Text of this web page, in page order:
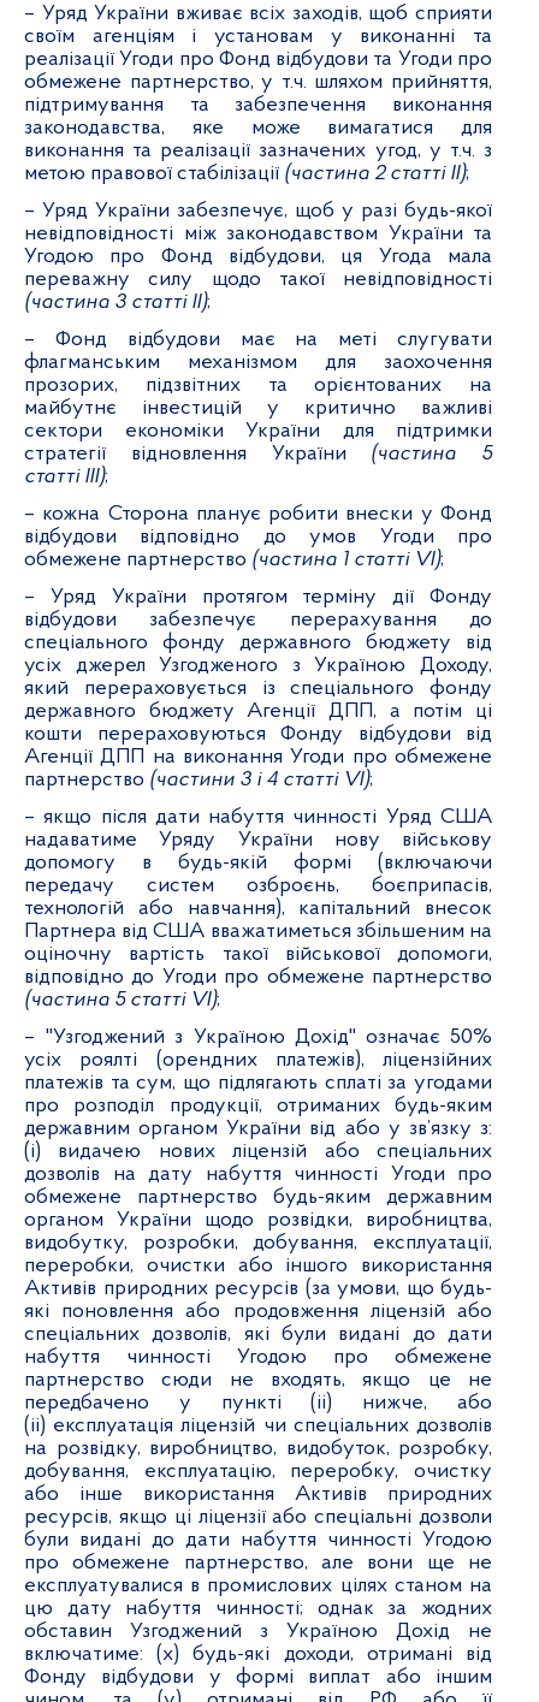
– Уряд України вживає всіх заходів, щоб сприяти
своїм агенціям і установам у виконанні та
реалізації Угоди про Фонд відбудови та Угоди про
обмежене партнерство, у т.ч. шляхом прийняття,
підтримування та забезпечення виконання
законодавства, яке може вимагатися для
виконання та реалізації зазначених угод, у т.ч. з
метою правової стабілізації (частина 2 статті ІІ);
– Уряд України забезпечує, щоб у разі будь-якої
невідповідності між законодавством України та
Угодою про Фонд відбудови, ця Угода мала
переважну силу щодо такої невідповідності
(частина 3 статті ІІ);
– Фонд відбудови має на меті слугувати
флагманським механізмом для заохочення
прозорих, підзвітних та орієнтованих на
майбутнє інвестицій у критично важливі
сектори економіки України для підтримки
стратегії відновлення України (частина 5
статті ІІІ);
– кожна Сторона планує робити внески у Фонд
відбудови відповідно до умов Угоди про
обмежене партнерство (частина 1 статті VI);
– Уряд України протягом терміну дії Фонду
відбудови забезпечує перерахування до
спеціального фонду державного бюджету від
усіх джерел Узгодженого з Україною Доходу,
який перераховується із спеціального фонду
державного бюджету Агенції ДПП, а потім ці
кошти перераховуються Фонду відбудови від
Агенції ДПП на виконання Угоди про обмежене
партнерство (частини 3 і 4 статті VI);
– якщо після дати набуття чинності Уряд США
надаватиме Уряду України нову військову
допомогу в будь-якій формі (включаючи
передачу систем озброєнь, боєприпасів,
технологій або навчання), капітальний внесок
Партнера від США вважатиметься збільшеним на
оціночну вартість такої військової допомоги,
відповідно до Угоди про обмежене партнерство
(частина 5 статті VІ);
– "Узгоджений з Україною Дохід" означає 50%
усіх роялті (орендних платежів), ліцензійних
платежів та сум, що підлягають сплаті за угодами
про розподіл продукції, отриманих будь-яким
державним органом України від або у зв’язку з:
(і) видачею нових ліцензій або спеціальних
дозволів на дату набуття чинності Угоди про
обмежене партнерство будь-яким державним
органом України щодо розвідки, виробництва,
видобутку, розробки, добування, експлуатації,
переробки, очистки або іншого використання
Активів природних ресурсів (за умови, що будь-
які поновлення або продовження ліцензій або
спеціальних дозволів, які були видані до дати
набуття чинності Угодою про обмежене
партнерство сюди не входять, якщо це не
передбачено у пункті (ii) нижче, або
(ii) експлуатація ліцензій чи спеціальних дозволів
на розвідку, виробництво, видобуток, розробку,
добування, експлуатацію, переробку, очистку
або інше використання Активів природних
ресурсів, якщо ці ліцензії або спеціальні дозволи
були видані до дати набуття чинності Угодою
про обмежене партнерство, але вони ще не
експлуатувалися в промислових цілях станом на
цю дату набуття чинності; однак за жодних
обставин Узгоджений з Україною Дохід не
включатиме: (x) будь-які доходи, отримані від
Фонду відбудови у формі виплат або іншим